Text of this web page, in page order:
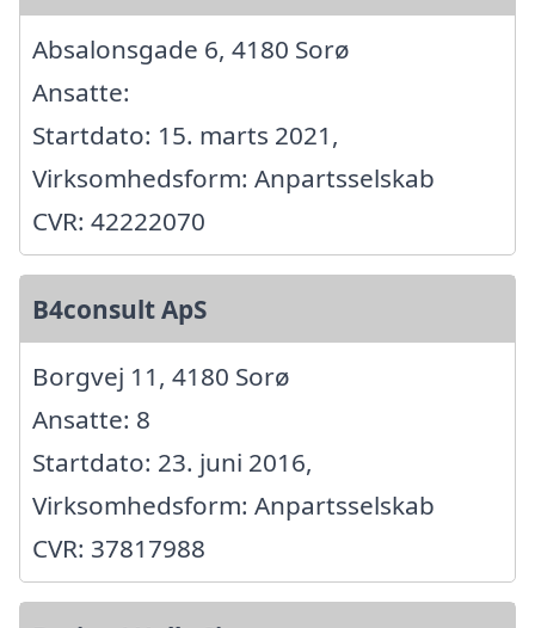
Absalonsgade 6, 4180 Sorø
Ansatte:
Startdato: 15. marts 2021,
Virksomhedsform: Anpartsselskab
CVR: 42222070
B4consult ApS
Borgvej 11, 4180 Sorø
Ansatte: 8
Startdato: 23. juni 2016,
Virksomhedsform: Anpartsselskab
CVR: 37817988